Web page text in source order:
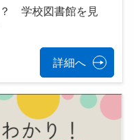
学校図書館を見
詳細へ